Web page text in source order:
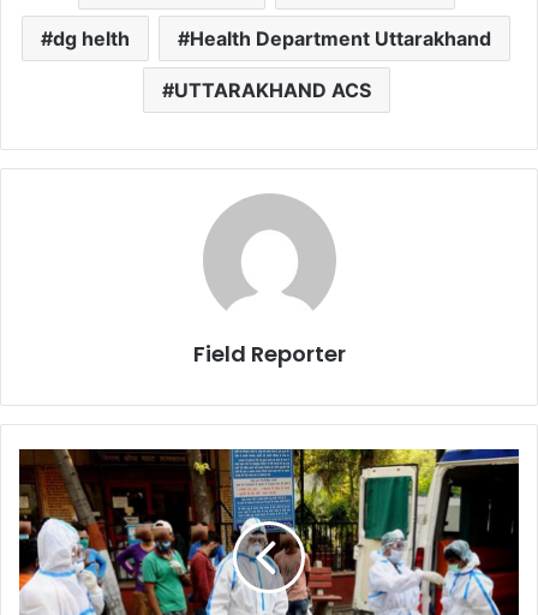
dg helth Health Department Uttarakhand
UTTARAKHAND ACS
Field Reporter
कोरोना
मृत्यु
दरः
देश
दूसरे
नंबर